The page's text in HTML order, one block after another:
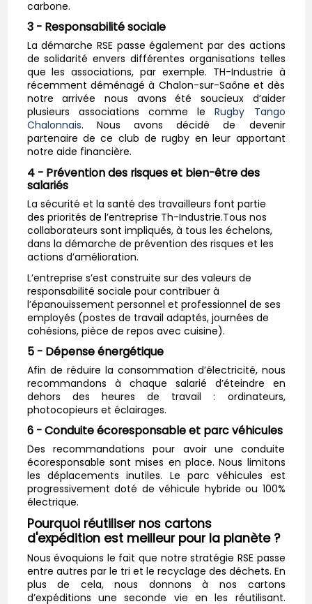
carbone.
3 - Responsabilité sociale
La démarche RSE passe également par des actions
de solidarité envers différentes organisations telles
que les associations, par exemple. TH-Industrie à
récemment déménagé à Chalon-sur-Saône et dès
notre arrivée nous avons été soucieux d’aider
plusieurs associations comme leRugby Tango
Chalonnais. Nous avons décidé de devenir
partenaire de ce club de rugby en leur apportant
notre aide financière.
4 - Prévention des risques et bien-être des
salariés
La sécurité et la santé des travailleurs font partie
des priorités de l’entreprise Th-Industrie.Tous nos
collaborateurs sont impliqués, à tous les échelons,
dans la démarche de prévention des risques et les
actions d’amélioration.
L’entreprise s’est construite sur des valeurs de
responsabilité sociale pour contribuer à
l’épanouissement personnel et professionnel de ses
employés (postes de travail adaptés, journées de
cohésions, pièce de repos avec cuisine).
5 - Dépense énergétique
Afin de réduire la consommation d’électricité, nous
recommandons à chaque salarié d’éteindre en
dehors des heures de travail : ordinateurs,
photocopieurs et éclairages.
6 - Conduite écoresponsable et parc véhicules
Des recommandations pour avoir une conduite
écoresponsable sont mises en place. Nous limitons
les déplacements inutiles. Le parc véhicules est
progressivement doté de véhicule hybride ou 100%
électrique.
Pourquoi réutiliser nos cartons
d'expédition est meilleur pour la planète ?
Nous évoquions le fait que notre stratégie RSE passe
entre autres par le tri et le recyclage des déchets. En
plus de cela, nous donnons à nos cartons
d’expéditions une seconde vie en les réutilisant.